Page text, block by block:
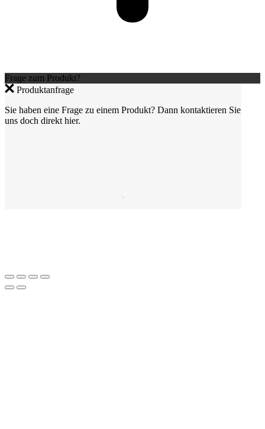
Frage zum Produkt?
Produktanfrage
Sie haben eine Frage zu einem Produkt? Dann kontaktieren Sie
uns doch direkt hier.